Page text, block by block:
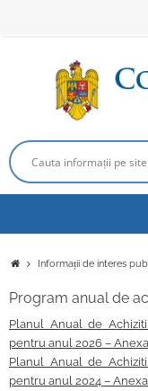
PrimaInformații de interes
Program anual de
Planul Anual de
pentru anul 2026 –
Planul Anual de
pentru anul 2024 –